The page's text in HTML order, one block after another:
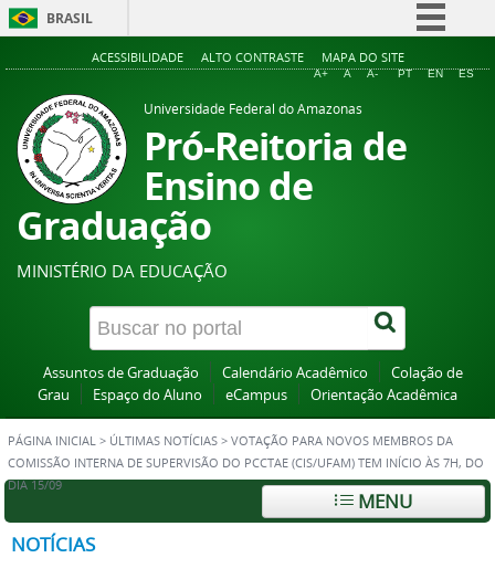
BRASIL
Simplifique!
Acesso à informação
ACESSIBILIDADE ALTO CONTRASTE MAPA DO SITE
A+ A A- PT EN ES
Universidade Federal do Amazonas
Pró-Reitoria de
Ensino de
Graduação
MINISTÉRIO DA EDUCAÇÃO
Assuntos de Graduação Calendário Acadêmico
Colação de
Grau
Espaço do Aluno eCampus Orientação Acadêmica
PÁGINA INICIAL > ÚLTIMAS NOTÍCIAS > VOTAÇÃO PARA NOVOS MEMBROS DA
COMISSÃO INTERNA DE SUPERVISÃO DO PCCTAE (CIS/UFAM) TEM INÍCIO ÀS 7H, DO
DIA 15/09
MENU
NOTÍCIAS